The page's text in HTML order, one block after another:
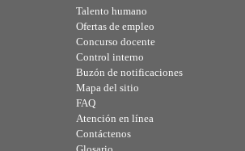
Talento humano
Ofertas de empleo
Concurso docente
Control interno
Buzón de notificaciones
Mapa del sitio
FAQ
Atención en línea
Contáctenos